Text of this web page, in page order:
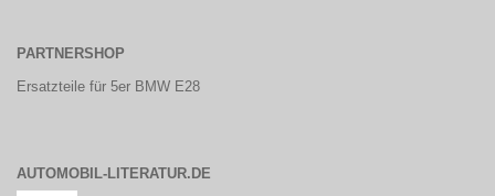
PARTNERSHOP
Ersatzteile für 5er BMW E28
AUTOMOBIL-LITERATUR.DE